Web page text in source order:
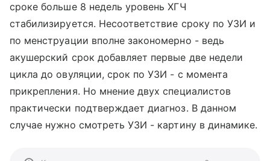
сроке больше 8 недель уровень ХГЧ
стабилизируется. Несоответствие сроку по УЗИ и
по менструации вполне закономерно - ведь
акушерский срок добавляет первые две недели
цикла до овуляции, срок по УЗИ - с момента
прикрепления. Но мнение двух специалистов
практически подтверждает диагноз. В данном
случае нужно смотреть УЗИ - картину в динамике.